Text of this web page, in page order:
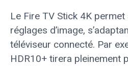
Le Fire TV Stick 4K
réglages d’image,
téléviseur connecté. Par
HDR10+ tirera pleinement